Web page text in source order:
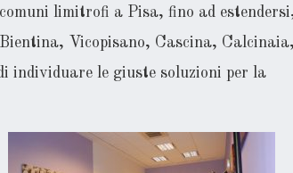
limitrofi a Pisa, fino ad
Vicopisano, Cascina,
individuare le giuste soluzioni per la